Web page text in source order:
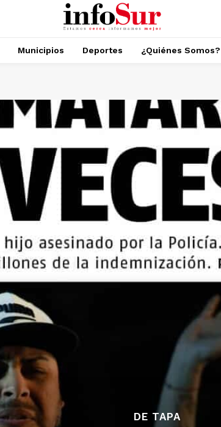
Municipios Deportes ¿Quiénes Somos?
DE TAPA